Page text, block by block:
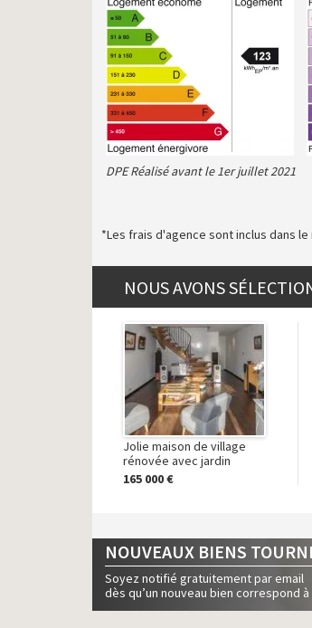
DPE Réalisé avant le 1er juillet 2021
*Les frais d'agence sont inclus dans
NOUS AVONS
Jolie maison de village
rénovée avec jardin
165 000 €
NOUVEAUX BIENS
Soyez notifié gratuitement par email
dès qu’un nouveau bien correspond